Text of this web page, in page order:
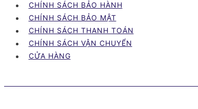
đủ
tiêu
chuẩn
chất
CHÍNH SÁCH BẢO HÀNH
CHÍNH SÁCH BẢO MẬT
CHÍNH SÁCH THANH TOÁN
CHÍNH SÁCH VẬN CHUYỂN
CỬA HÀNG